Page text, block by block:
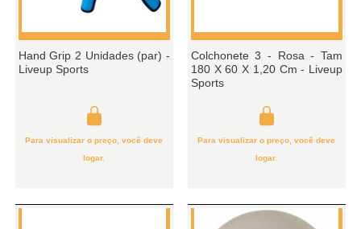
Hand Grip 2 Unidades (par) -
Liveup Sports
Para visualizar o preço, você deve
logar.
Colchonete 3 - Rosa - Tam
180 X 60 X 1,20 Cm - Liveup
Sports
Para visualizar o preço, você deve
logar.